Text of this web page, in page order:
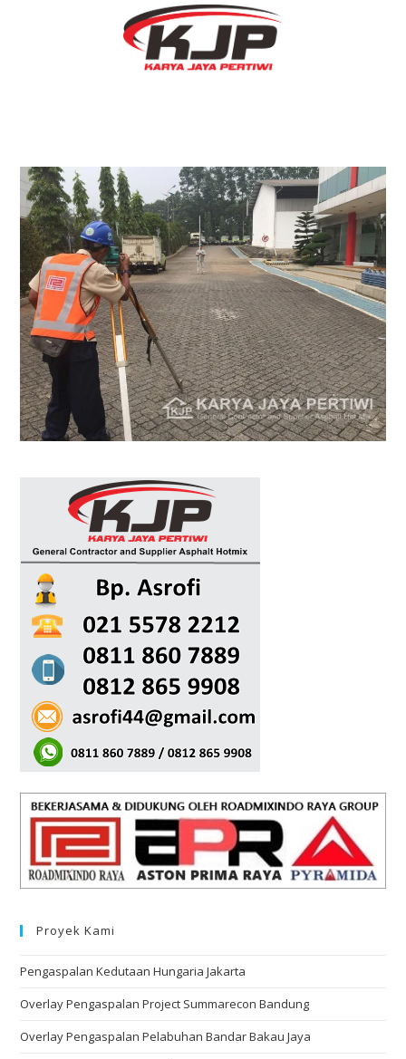
Proyek Kami
Pengaspalan Kedutaan Hungaria Jakarta
Overlay Pengaspalan Project Summarecon Bandung
Overlay Pengaspalan Pelabuhan Bandar Bakau Jaya